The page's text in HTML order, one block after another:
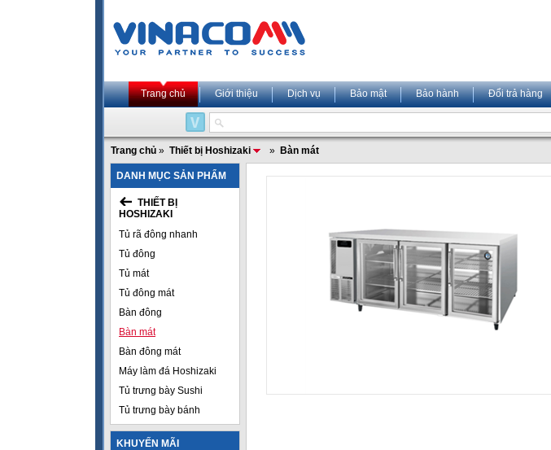
Trang chủ Giới thiệu Dịch vụ Bảo mật Bảo hành Đổi trả hàng
Trang chủ » Thiết bị Hoshizaki » Bàn mát
DANH MỤC SẢN PHẨM
THIẾT BỊ
HOSHIZAKI
Tủ rã đông nhanh
Tủ đông
Tủ mát
Tủ đông mát
Bàn đông
Bàn mát
Bàn đông mát
Máy làm đá Hoshizaki
Tủ trưng bày Sushi
Tủ trưng bày bánh
KHUYẾN MÃI